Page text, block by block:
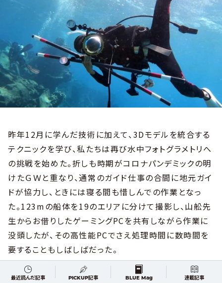
昨年12月に学んだ技術に加えて、3Dモデルを統合する
テクニックを学び、私たちは再び水中フォトグラメトリへ
の挑戦を始めた。折しも時期がコロナパンデミックの明
けたＧＷと重なり、通常のガイド仕事の合間に地元ガイ
ドが協力し、ときには寝る間も惜しんでの作業となっ
た。123mの船体を19のエリアに分けて撮影し、山舩先
生からお借りしたゲーミングPCを共有しながら作業に
没頭したが、その高性能PCでさえ処理時間に数時間を
要することもしばしばだった。
最近読んだ記事 PICKUP記事 BLUE Mag 連載記事